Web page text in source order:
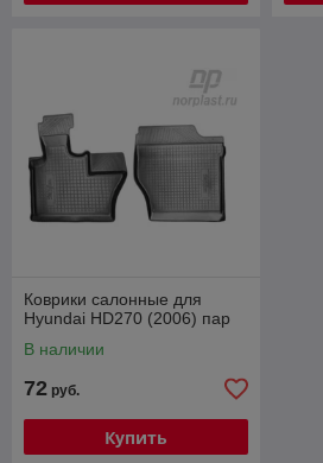
Коврики салонные для
Hyundai HD270 (2006) пар
В наличии
72 руб.
Купить